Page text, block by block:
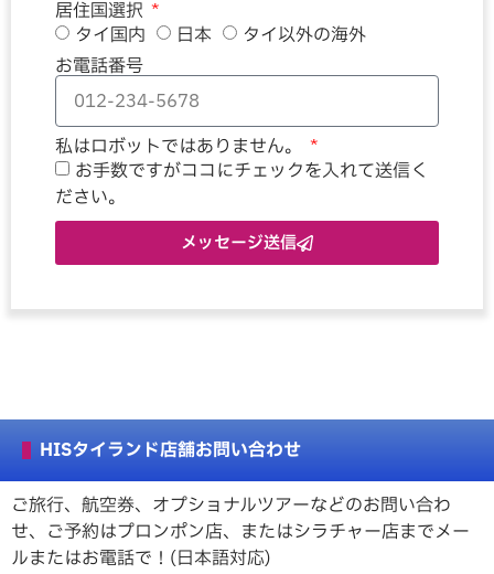
居住国選択
タイ国内
日本
タイ以外の海外
お電話番号
私はロボットではありません。
お手数ですがココにチェックを入れて送信く
ださい。
メッセージ送信
HISタイランド店舗お問い合わせ
ご旅行、航空券、オプショナルツアーなどのお問い合わ
せ、ご予約はプロンポン店、またはシラチャー店までメー
ルまたはお電話で！(日本語対応)